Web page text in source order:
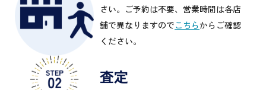
さい。ご予約は不要、営業時間は各店
舗で異なりますのでこちらからご確認
ください。
査定